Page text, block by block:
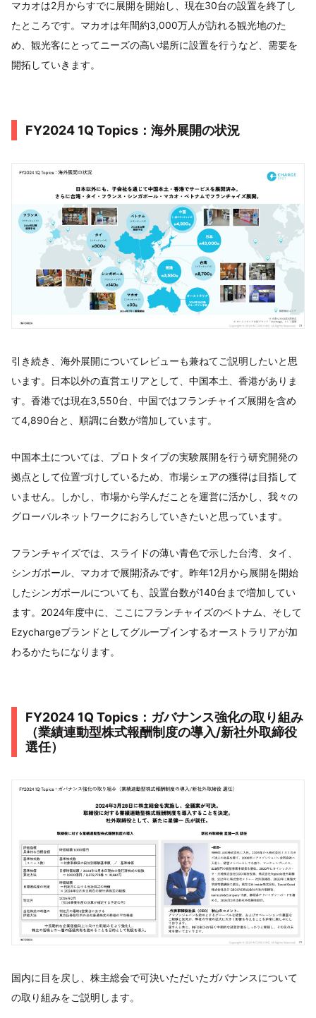
マカオは2月からすでに展開を開始し、現在30台の設置を終了し
たところです。マカオは年間約3,000万人が訪れる観光地のた
め、観光客にとってニーズの高い場所に設置を行うなど、需要を
開拓していきます。
FY2024 1Q Topics：海外展開の状況
引き続き、海外展開についてレビューも兼ねてご説明したいと思
います。日本以外の直営エリアとして、中国本土、香港がありま
す。香港では現在3,550台、中国ではフランチャイズ展開を含め
て4,890台と、順調に台数が増加しています。
中国本土については、プロトタイプの実験展開を行う研究開発の
拠点として位置づけしているため、市場シェアの獲得は目指して
いません。しかし、市場から学んだことを運営に活かし、我々の
グローバルネットワークにおろしていきたいと思っています。
フランチャイズでは、スライドの薄い青色で示した台湾、タイ、
シンガポール、マカオで展開済みです。昨年12月から展開を開始
したシンガポールについても、設置台数が140台まで増加してい
ます。2024年度中に、ここにフランチャイズのベトナム、そして
Ezychargeブランドとしてグループインするオーストラリアが加
わるかたちになります。
FY2024 1Q Topics：ガバナンス強化の取り組み
（業績連動型株式報酬制度の導入/新社外取締役
選任）
国内に目を戻し、株主総会で可決いただいたガバナンスについて
の取り組みをご説明します。